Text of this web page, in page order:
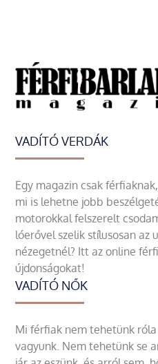
VADÍTÓ VERDÁK
Egy magazin csak
mi is lehetne jobb
motorokkal felszerelt
lóerővel szelik stílusosan az
nézegetnél? Itt az online
újdonságokat!
VADÍTÓ NŐK
Mi férfiak nem tehetünk
vagyunk. Nem tehetünk se